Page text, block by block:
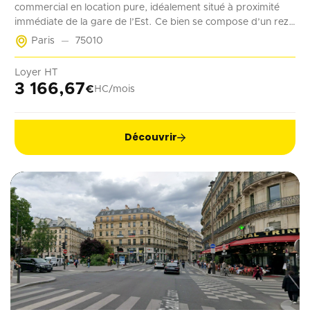
commercial en location pure, idéalement situé à proximité
immédiate de la gare de l’Est. Ce bien se compose d’un rez-
de-chaussée de 70 m² accessible à la fois depuis la rue et les
parties communes de l’immeuble. Deux emplacements de
rénové, ce local est adapté à tout type d’activité ne générant
pas de nuisances.
Paris 75010
Loyer HT
3 166,67€ HC/mois
Découvrir